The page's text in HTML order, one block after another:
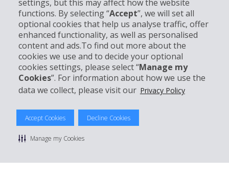
settings, but this may affect how the website
functions. By selecting “Accept”, we will set all
optional cookies that help us analyse traffic, offer
enhanced functionality, as well as personalised
content and ads.To find out more about the
cookies we use and to decide your optional
cookies settings, please select “Manage my
Cookies”. For information about how we use the
data we collect, please visit our Privacy Policy
Accept Cookies Decline Cookies
Manage my Cookies
Partner
Kundenservice
Mieten bei Hertz
© 2026 The Hertz System, Inc.
Datenschutzrichtlinie | Nutzungsbedingungen
Sitemap Cookies verwalten